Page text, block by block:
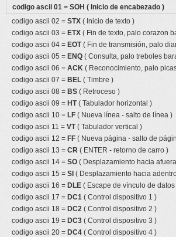
codigo ascii 01 = SOH ( Inicio de encabezado )
codigo ascii 02 = STX ( Inicio de texto )
codigo ascii 03 = ETX ( Fin de texto, palo corazon
codigo ascii 04 = EOT( Fin de transmisión, palo
codigo ascii 05 = ENQ ( Consulta, palo treboles
codigo ascii 06 = ACK ( Reconocimiento, palo
codigo ascii 07 = BEL ( Timbre )
codigo ascii 08 = BS ( Retroceso )
codigo ascii 09 = HT( Tabulador horizontal )
codigo ascii 10 = LF ( Nueva línea - salto de línea )
codigo ascii 11 = VT( Tabulador vertical )
codigo ascii 12 = FF ( Nueva página - salto de
codigo ascii 13 = CR ( ENTER - retorno de carro )
codigo ascii 14 = SO ( Desplazamiento hacia
codigo ascii 15 = SI ( Desplazamiento hacia
codigo ascii 16 = DLE ( Escape de vínculo de datos
codigo ascii 17 = DC1 ( Control dispositivo 1 )
codigo ascii 18 = DC2 ( Control dispositivo 2 )
codigo ascii 19 = DC3 ( Control dispositivo 3 )
codigo ascii 20 = DC4 ( Control dispositivo 4 )